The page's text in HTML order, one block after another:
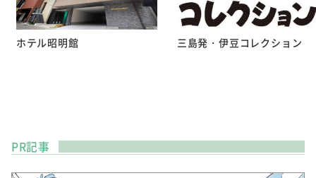
ホテル昭明館 三島発・伊豆コレクション
PR記事